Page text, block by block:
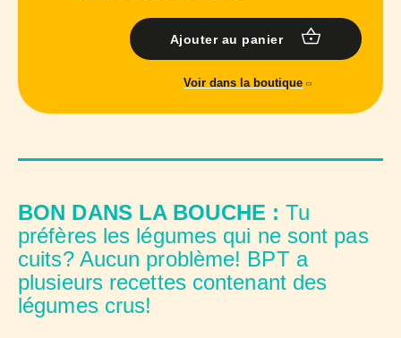
Ajouter au panier
Voir dans la boutique
BON DANS LA BOUCHE :Tu
préfères les légumes qui ne sont pas
cuits? Aucun problème! BPT a
plusieurs recettes contenant des
légumes crus!